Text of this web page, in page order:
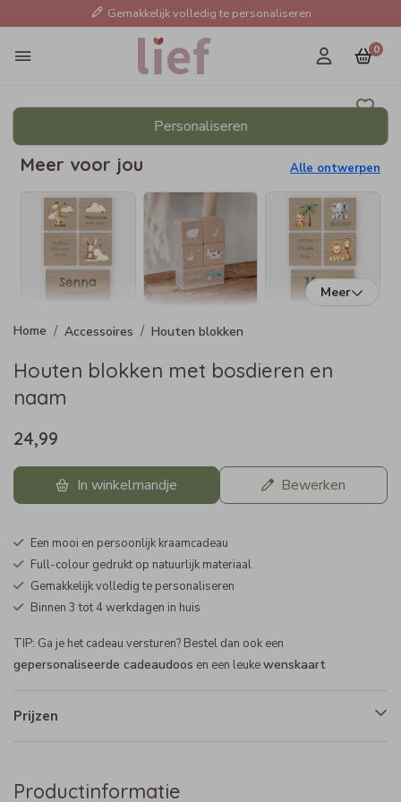
Gemakkelijk volledig te personaliseren
0
Personaliseren
Meer voor jou Alle ontwerpen
Meer
Accessoires Houten blokken
Houten blokken met bosdieren en
naam
24,99
In winkelmandje Bewerken
Een mooi en persoonlijk kraamcadeau
Full-colour gedrukt op natuurlijk materiaal
Gemakkelijk volledig te personaliseren
Binnen 3 tot 4 werkdagen in huis
TIP: Ga je het cadeau versturen? Bestel dan ook een
gepersonaliseerde cadeaudoos en een leukewenskaart
Prijzen
Productinformatie